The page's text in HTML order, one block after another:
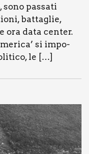
sono pas­sa­ti
bat­ta­glie,
ora data cen­ter.
si impo­
le […]